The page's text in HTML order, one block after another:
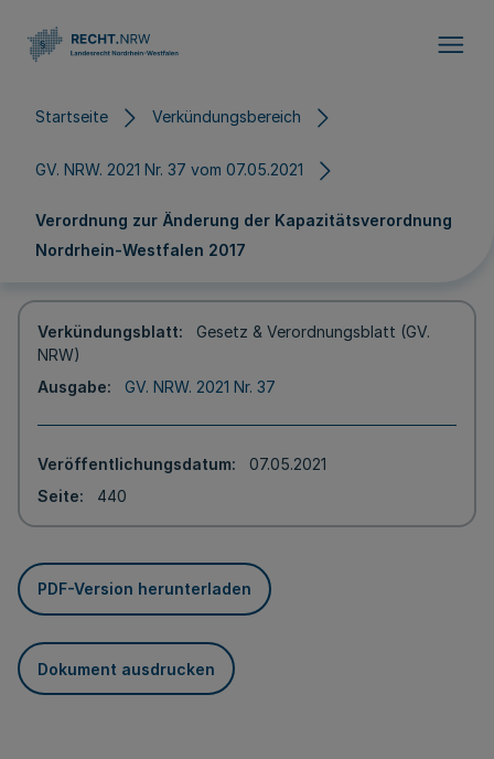
Startseite Verkündungsbereich
GV. NRW. 2021 Nr. 37 vom 07.05.2021
Verordnung zur Änderung der Kapazitätsverordnung
Nordrhein-Westfalen 2017
Verkündungsblatt
Gesetz & Verordnungsblatt (GV.
NRW)
Ausgabe
GV. NRW. 2021 Nr. 37
Veröffentlichungsdatum
07.05.2021
Seite
440
PDF-Version herunterladen
Dokument ausdrucken